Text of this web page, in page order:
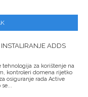
ADDS
tehnologija za korištenje na
kontroleri domena rijetko
osiguranje rada Active